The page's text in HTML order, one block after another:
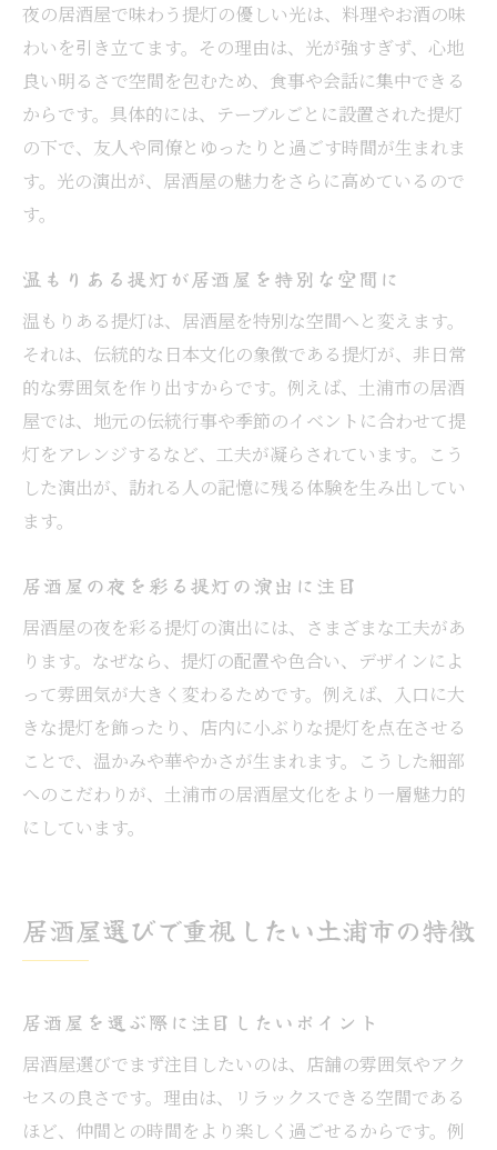
夜の居酒屋で味わう提灯の優しい光は、料理やお酒の味
わいを引き立てます。その理由は、光が強すぎず、心地
良い明るさで空間を包むため、食事や会話に集中できる
からです。具体的には、テーブルごとに設置された提灯
の下で、友人や同僚とゆったりと過ごす時間が生まれま
す。光の演出が、居酒屋の魅力をさらに高めているので
す。
温もりある提灯が居酒屋を特別な空間に
温もりある提灯は、居酒屋を特別な空間へと変えます。
それは、伝統的な日本文化の象徴である提灯が、非日常
的な雰囲気を作り出すからです。例えば、土浦市の居酒
屋では、地元の伝統行事や季節のイベントに合わせて提
灯をアレンジするなど、工夫が凝らされています。こう
した演出が、訪れる人の記憶に残る体験を生み出してい
ます。
居酒屋の夜を彩る提灯の演出に注目
居酒屋の夜を彩る提灯の演出には、さまざまな工夫があ
ります。なぜなら、提灯の配置や色合い、デザインによ
って雰囲気が大きく変わるためです。例えば、入口に大
きな提灯を飾ったり、店内に小ぶりな提灯を点在させる
ことで、温かみや華やかさが生まれます。こうした細部
へのこだわりが、土浦市の居酒屋文化をより一層魅力的
にしています。
居酒屋選びで重視したい土浦市の特徴
居酒屋を選ぶ際に注目したいポイント
居酒屋選びでまず注目したいのは、店舗の雰囲気やアク
セスの良さです。理由は、リラックスできる空間である
ほど、仲間との時間をより楽しく過ごせるからです。例